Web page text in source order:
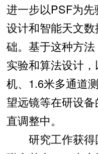
进一步以PSF为
设计和智能天文
础。基于这种方
实验和算法设计
机、1.6米多通道
望远镜等在研设
直调整中。
研究工作获得